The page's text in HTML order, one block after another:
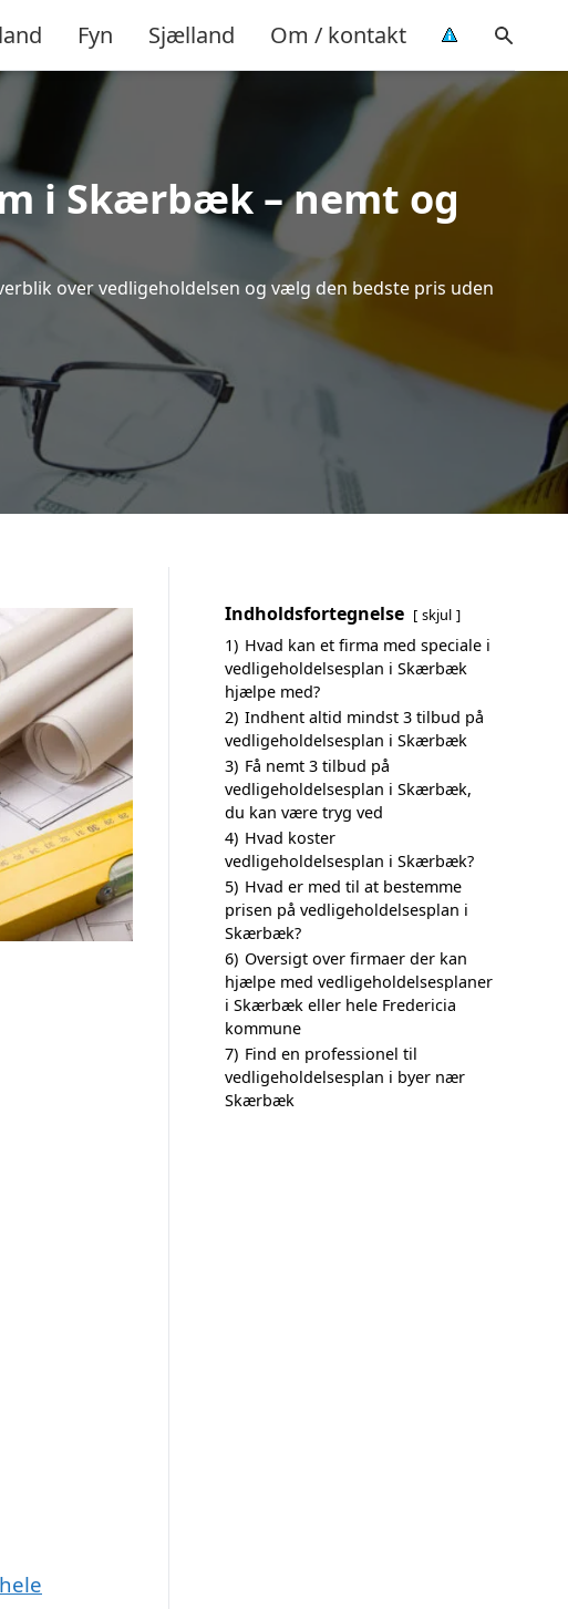
Fyn Sjælland Om / kontakt
i Skærbæk – nemt og
over vedligeholdelsen og vælg den bedste pris uden
Indholdsfortegnelse skjul
1) Hvad kan et firma med speciale i
vedligeholdelsesplan i Skærbæk
hjælpe med?
2) Indhent altid mindst 3 tilbud på
vedligeholdelsesplan i Skærbæk
3) Få nemt 3 tilbud på
vedligeholdelsesplan i Skærbæk,
du kan være tryg ved
4) Hvad koster
vedligeholdelsesplan i Skærbæk?
5) Hvad er med til at bestemme
prisen på vedligeholdelsesplan i
Skærbæk?
6) Oversigt over firmaer der kan
hjælpe med vedligeholdelsesplaner
i Skærbæk eller hele Fredericia
kommune
7) Find en professionel til
vedligeholdelsesplan i byer nær
Skærbæk